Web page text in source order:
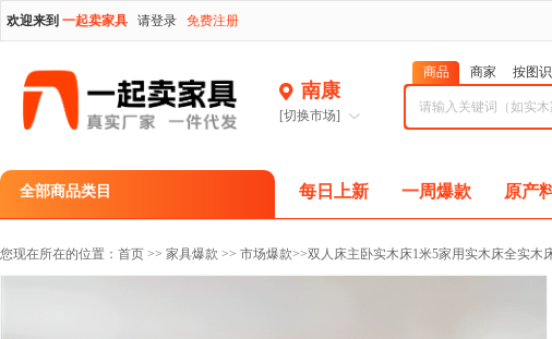
欢迎来到 一起卖家具 请登录 免费注册
南康
[切换市场]
商品 商家 按图
全部商品类目 每日上新 一周爆款 原产
您现在所在的位置： 首页 >> 家具爆款 >> 市场爆款>>双人床主卧实木床1米5家用实木床全实木